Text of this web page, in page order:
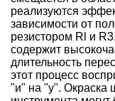
реализуются
зависимости от
резистором Rl и
содержит
длительность
этот процесс
"и" на "у". Окраска